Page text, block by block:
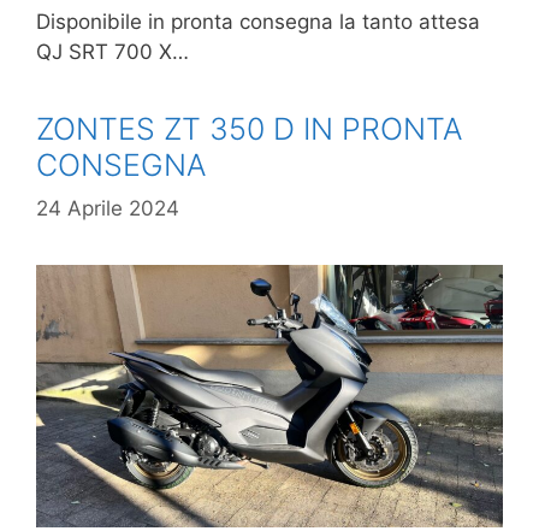
Disponibile in pronta consegna la tanto attesa
QJ SRT 700 X…
ZONTES ZT 350 D IN PRONTA
CONSEGNA
24 Aprile 2024